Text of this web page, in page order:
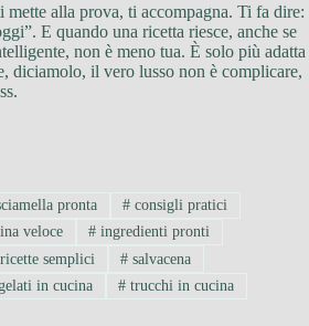
mette alla prova, ti accompagna. Ti fa dire:
E quando una ricetta riesce, anche se
non è meno tua. È solo più adatta
diciamolo, il vero lusso non è complicare,
pronta # consigli pratici
veloce # ingredienti pronti
semplici # salvacena
in cucina # trucchi in cucina